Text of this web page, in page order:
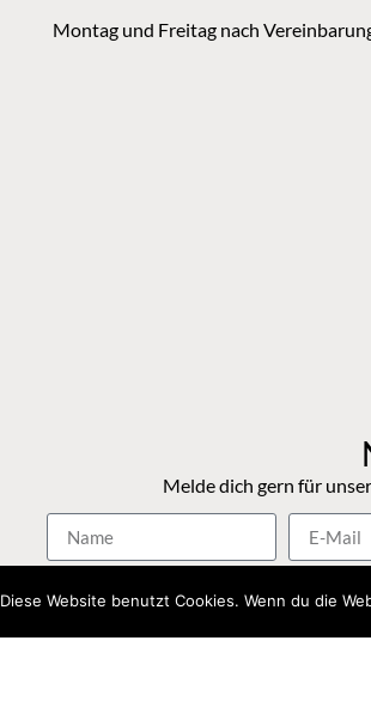
Montag und Freitag nach
Melde dich gern für
Diese Website benutzt Cookies. Wenn du die